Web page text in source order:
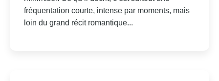
fréquentation courte, intense par moments, mais
loin du grand récit romantique...